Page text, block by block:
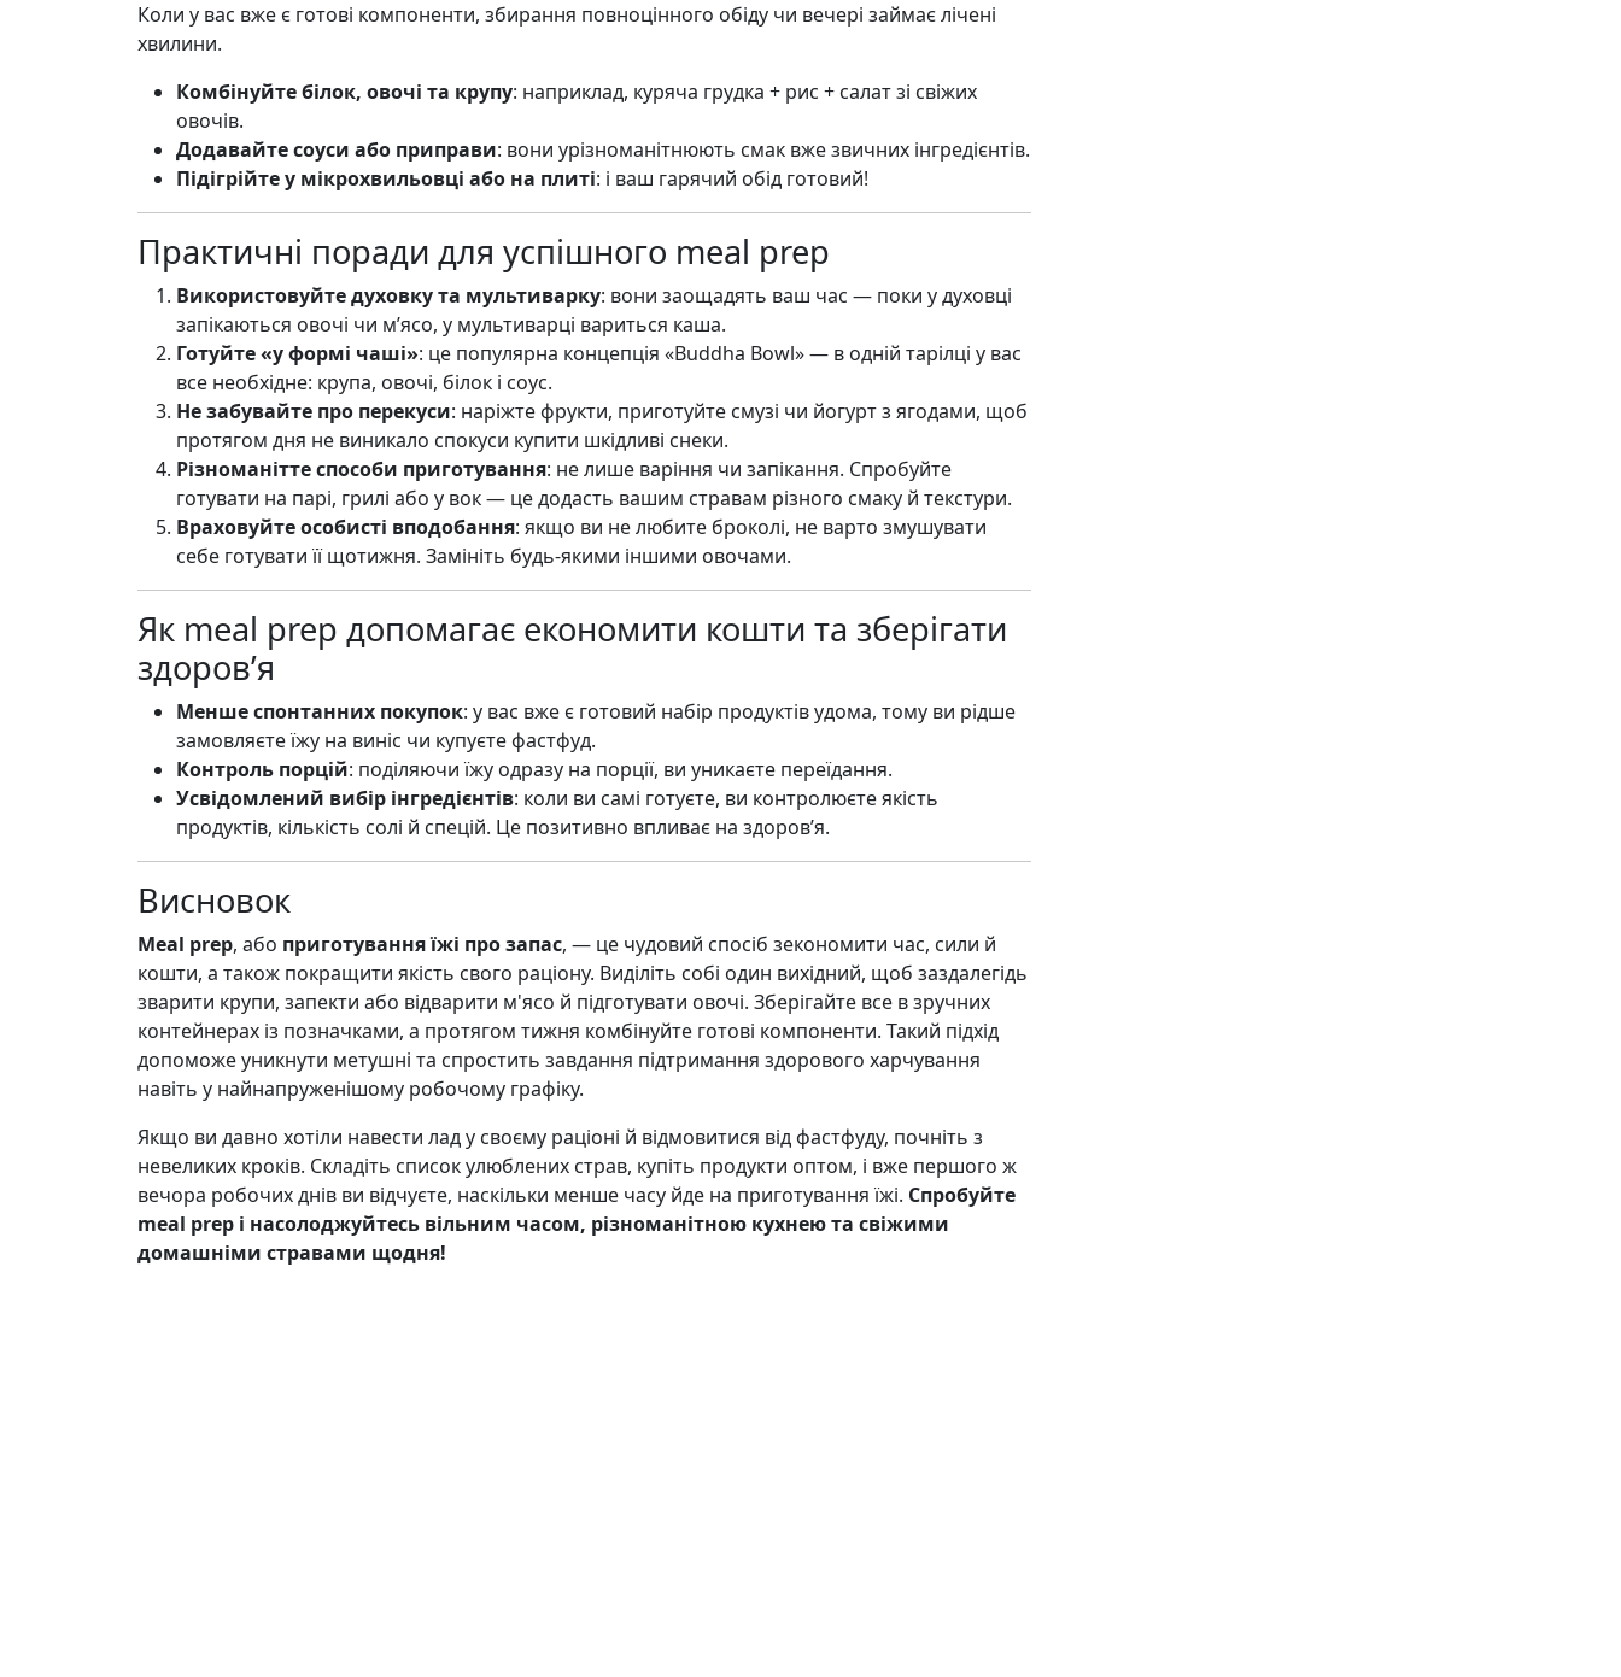
Коли у вас вже є готові компоненти, збирання повноцінного обіду чи вечері займає лічені
хвилини.
Комбінуйте білок, овочі та крупу: наприклад, куряча грудка + рис + салат зі свіжих
овочів.
Додавайте соуси або приправи: вони урізноманітнюють смак вже звичних інгредієнтів.
Підігрійте у мікрохвильовці або на плиті: і ваш гарячий обід готовий!
Практичні поради для успішного meal prep
Використовуйте духовку та мультиварку: вони заощадять ваш час — поки у духовці
запікаються овочі чи м’ясо, у мультиварці вариться каша.
Готуйте «у формі чаші»: це популярна концепція «Buddha Bowl» — в одній тарілці у вас
все необхідне: крупа, овочі, білок і соус.
Не забувайте про перекуси: наріжте фрукти, приготуйте смузі чи йогурт з ягодами, щоб
протягом дня не виникало спокуси купити шкідливі снеки.
Різноманітте способи приготування: не лише варіння чи запікання. Спробуйте
готувати на парі, грилі або у вок — це додасть вашим стравам різного смаку й текстури.
Враховуйте особисті вподобання: якщо ви не любите броколі, не варто змушувати
себе готувати її щотижня. Замініть будь-якими іншими овочами.
Як meal prep допомагає економити кошти та зберігати
здоров’я
Менше спонтанних покупок: у вас вже є готовий набір продуктів удома, тому ви рідше
замовляєте їжу на виніс чи купуєте фастфуд.
Контроль порцій: поділяючи їжу одразу на порції, ви уникаєте переїдання.
Усвідомлений вибір інгредієнтів: коли ви самі готуєте, ви контролюєте якість
продуктів, кількість солі й спецій. Це позитивно впливає на здоров’я.
Висновок
Meal prep, або приготування їжі про запас, — це чудовий спосіб зекономити час, сили й
кошти, а також покращити якість свого раціону. Виділіть собі один вихідний, щоб заздалегідь
зварити крупи, запекти або відварити м'ясо й підготувати овочі. Зберігайте все в зручних
контейнерах із позначками, а протягом тижня комбінуйте готові компоненти. Такий підхід
допоможе уникнути метушні та спростить завдання підтримання здорового харчування
навіть у найнапруженішому робочому графіку.
Якщо ви давно хотіли навести лад у своєму раціоні й відмовитися від фастфуду, почніть з
невеликих кроків. Складіть список улюблених страв, купіть продукти оптом, і вже першого ж
вечора робочих днів ви відчуєте, наскільки менше часу йде на приготування їжі. Спробуйте
meal prep і насолоджуйтесь вільним часом, різноманітною кухнею та свіжими
домашніми стравами щодня!